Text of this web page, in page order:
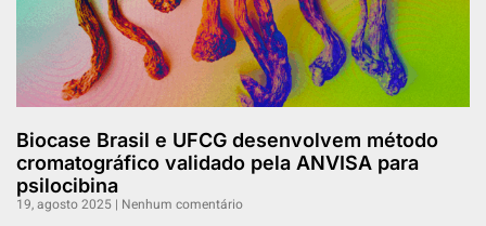
Biocase Brasil e UFCG desenvolvem método
cromatográfico validado pela ANVISA para
psilocibina
19, agosto 2025 Nenhum comentário